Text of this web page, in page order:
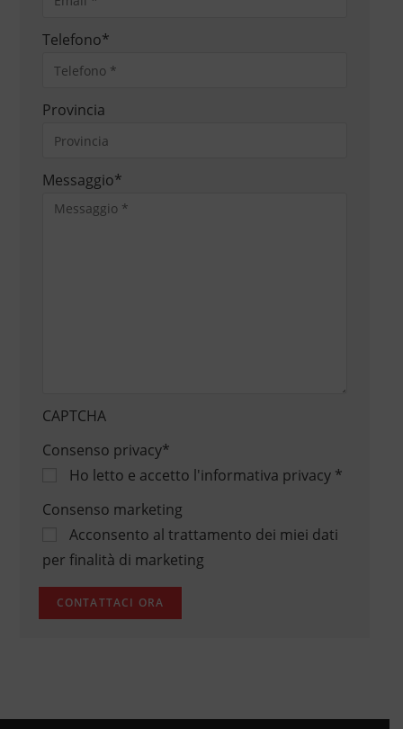
Telefono*
Provincia
Messaggio*
CAPTCHA
Consenso privacy*
Ho letto e accetto l'informativa privacy*
Consenso marketing
Acconsento al trattamento dei miei dati
per finalità di marketing